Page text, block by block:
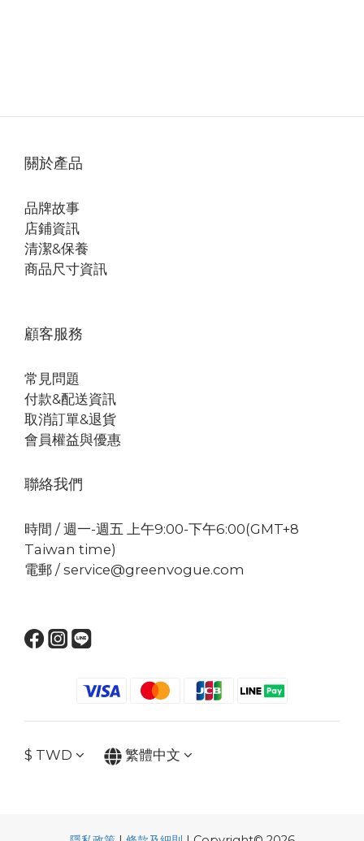
關於產品
品牌故事
店鋪資訊
清潔&保養
商品尺寸資訊
顧客服務
常見問題
付款&配送資訊
取消訂單&退貨
會員權益與優惠
聯絡我們
時間 / 週一-週五 上午9:00-下午6:00(GMT+8
Taiwan time)
電郵 / service@greenvogue.com
$ TWD 繁體中文